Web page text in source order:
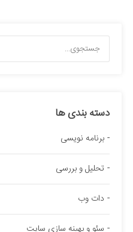
دسته بندی ها
برنامه نویسی
تحلیل و بررسی
دات وب
سئو و بهینه سازی سایت